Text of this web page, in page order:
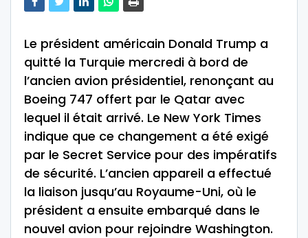
Le président américain Donald Trump a
quitté la Turquie mercredi à bord de
l’ancien avion présidentiel, renonçant au
Boeing 747 offert par le Qatar avec
lequel il était arrivé. Le New York Times
indique que ce changement a été exigé
par le Secret Service pour des impératifs
de sécurité. L’ancien appareil a effectué
la liaison jusqu’au Royaume-Uni, où le
président a ensuite embarqué dans le
nouvel avion pour rejoindre Washington.